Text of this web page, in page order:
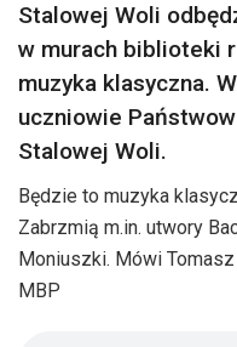
Stalowej Woli
w murach biblioteki
muzyka klasyczna.
uczniowie
Stalowej Woli.
Będzie to muzyka
Zabrzmią m.in. utwory
Moniuszki. Mówi
MBP